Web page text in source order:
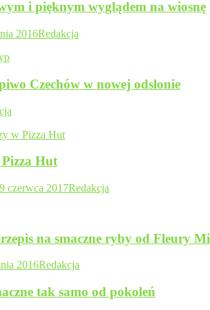
i pięknym wyglądem na wiosnę
2016Redakcja
Czechów w nowej odsłonie
Hut
9 czerwca 2017Redakcja
na smaczne ryby od Fleury
2016Redakcja
tak samo od pokoleń